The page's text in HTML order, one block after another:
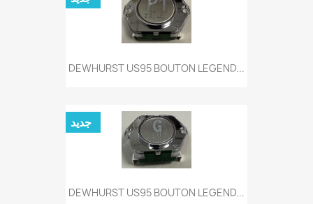
DEWHURST US95 BOUTON LEGEND...
DEWHURST US95 BOUTON LEGEND...
جديد